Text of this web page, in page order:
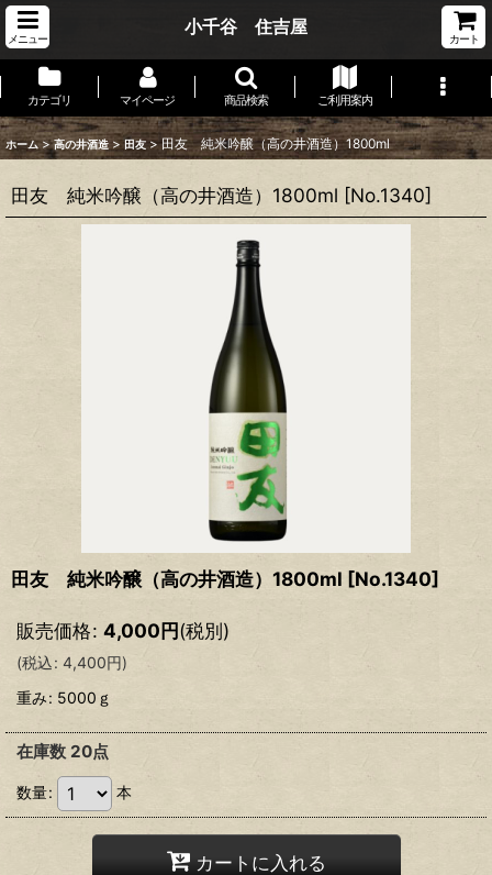
メニュー
小千谷 住吉屋
カート
カテゴリ マイページ 商品検索 ご利用案内
ホーム > 高の井酒造 > 田友 > 田友 純米吟醸（高の井酒造）1800ml
田友 純米吟醸（高の井酒造）1800ml [No.1340]
田友 純米吟醸（高の井酒造）1800ml [No.1340]
販売価格: 4,000円(税別)
(税込: 4,400円)
重み: 5000ｇ
在庫数 20点
数量: 本
カートに入れる